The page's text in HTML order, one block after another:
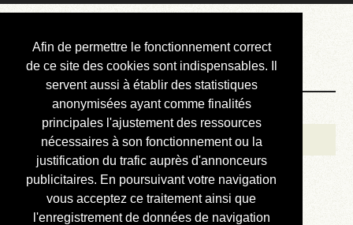
Afin de permettre le fonctionnement correct
de ce site des cookies sont indispensables. Il
servent aussi à établir des statistiques
anonymisées ayant comme finalités
principales l'ajustement des ressources
nécessaires à son fonctionnement ou la
justification du trafic auprès d'annonceurs
publicitaires. En poursuivant votre navigation
vous acceptez ce traitement ainsi que
l'enregistrement de données de navigation
Courbis, « LE »
Blog Officiel
Bienvenue
Réalisations
Divers (et d’été)
Annonces